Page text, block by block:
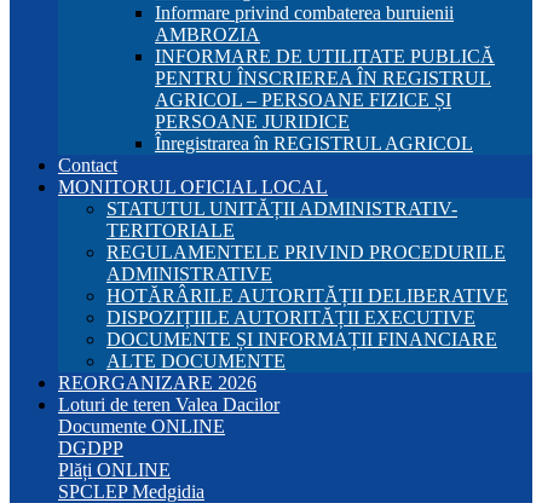
Informare privind combaterea buruienii
AMBROZIA
INFORMARE DE UTILITATE PUBLICĂ
PENTRU ÎNSCRIEREA ÎN REGISTRUL
AGRICOL – PERSOANE FIZICE ȘI
PERSOANE JURIDICE
Înregistrarea în REGISTRUL AGRICOL
Contact
MONITORUL OFICIAL LOCAL
STATUTUL UNITĂȚII ADMINISTRATIV-
TERITORIALE
REGULAMENTELE PRIVIND PROCEDURILE
ADMINISTRATIVE
HOTĂRÂRILE AUTORITĂȚII DELIBERATIVE
DISPOZIȚIILE AUTORITĂȚII EXECUTIVE
DOCUMENTE ȘI INFORMAȚII FINANCIARE
ALTE DOCUMENTE
REORGANIZARE 2026
Loturi de teren Valea Dacilor
Documente ONLINE
DGDPP
Plăți ONLINE
SPCLEP Medgidia